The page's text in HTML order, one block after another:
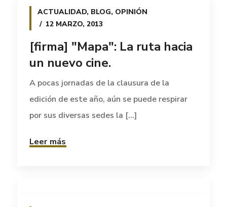
ACTUALIDAD, BLOG, OPINIÓN
12 MARZO, 2013
[firma] "Mapa": La ruta hacia
un nuevo cine.
A pocas jornadas de la clausura de la
edición de este año, aún se puede respirar
por sus diversas sedes la [...]
Leer más